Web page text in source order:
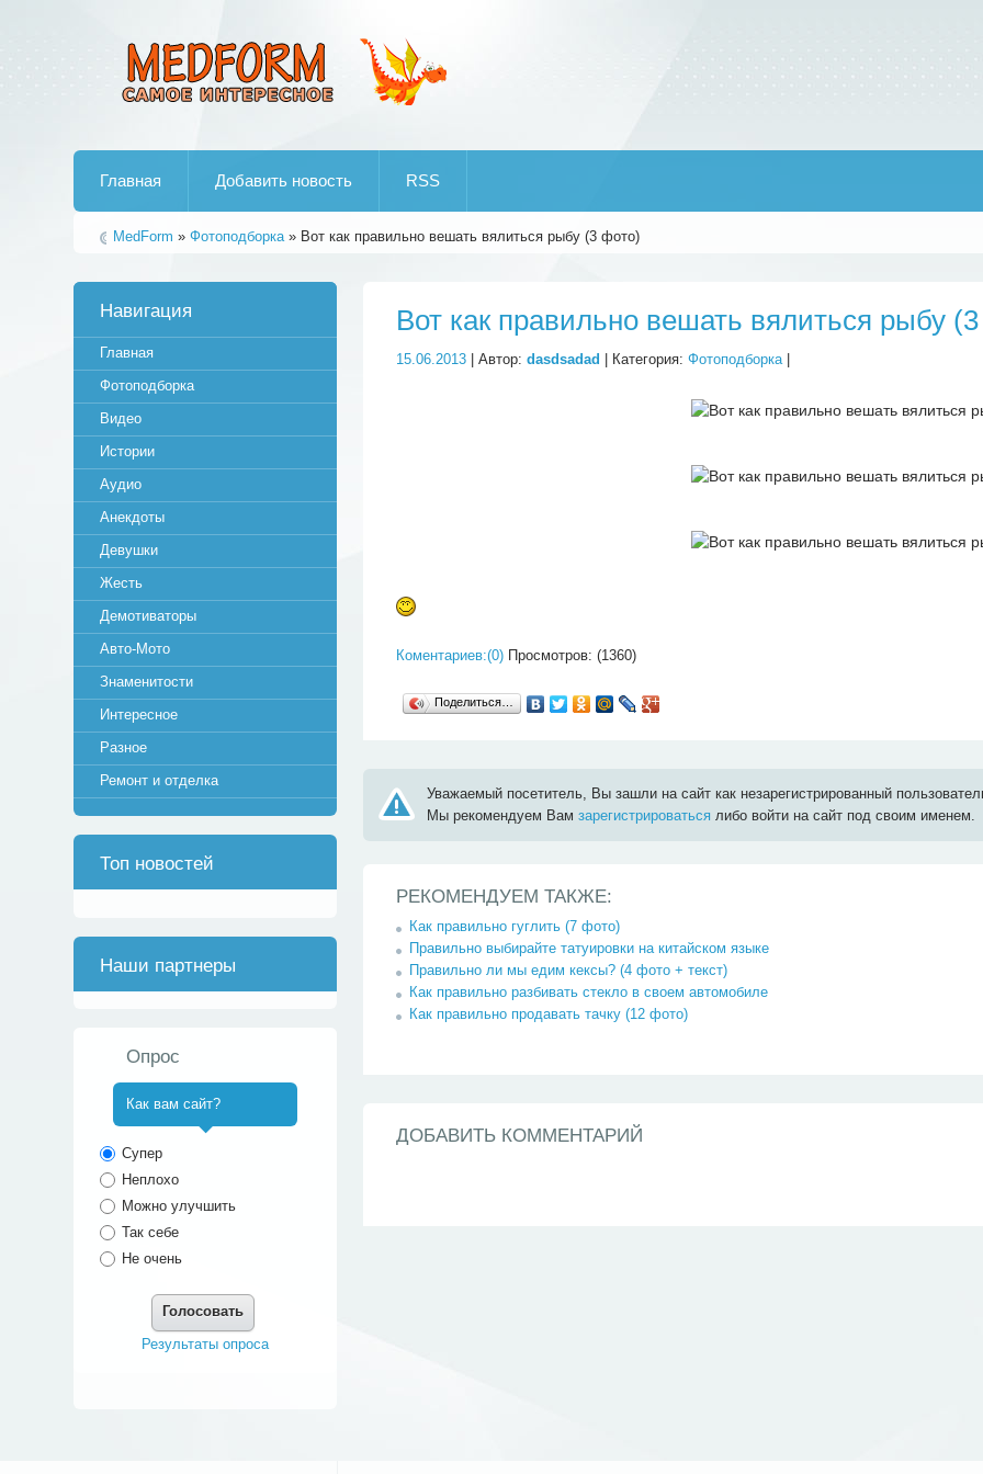
Главная Добавить новость RSS
MedForm »Фотоподборка» Вот как правильно вешать вялиться рыбу (3 фото)
Вот как правильно вешать вялиться рыбу
15.06.2013 | Автор:dasdsadad | Категория:Фотоподборка|
Коментариев:(0) Просмотров: (1360)
Поделиться…
Уважаемый посетитель, Вы зашли на сайт как незарегистрированный
Мы рекомендуем Вамзарегистрироваться либо войти на сайт под своим именем.
РЕКОМЕНДУЕМ ТАКЖЕ:
Как правильно гуглить (7 фото)
Правильно выбирайте татуировки на китайском языке
Правильно ли мы едим кексы? (4 фото + текст)
Как правильно разбивать стекло в своем автомобиле
Как правильно продавать тачку (12 фото)
ДОБАВИТЬ КОММЕНТАРИЙ
Навигация
Главная
Фотоподборка
Видео
Истории
Аудио
Анекдоты
Девушки
Жесть
Демотиваторы
Авто-Мото
Знаменитости
Интересное
Разное
Ремонт и отделка
Топ новостей
Наши партнеры
Опрос
Как вам сайт?
Супер
Неплохо
Можно улучшить
Так себе
Не очень
Голосовать
Результаты опроса